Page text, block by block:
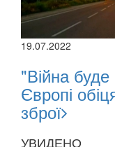
19.07.2022
"Війна
Європі
зброї
УВИДЕНО